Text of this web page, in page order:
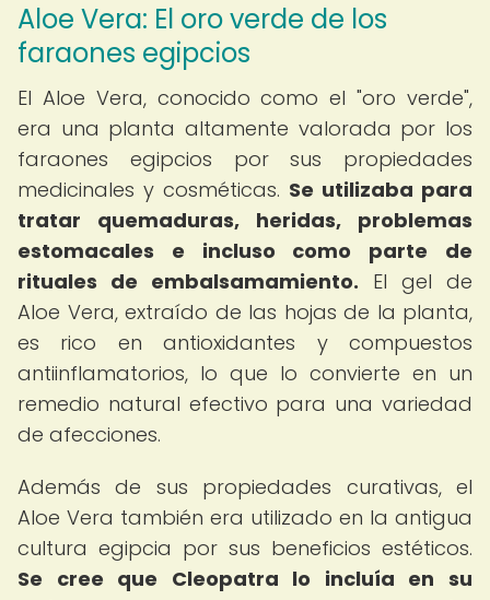
Aloe Vera: El oro verde de los
faraones egipcios
El Aloe Vera, conocido como el "oro verde",
era una planta altamente valorada por los
faraones egipcios por sus propiedades
medicinales y cosméticas. Se utilizaba para
tratar quemaduras, heridas, problemas
estomacales e incluso como parte de
rituales de embalsamamiento. El gel de
Aloe Vera, extraído de las hojas de la planta,
es rico en antioxidantes y compuestos
antiinflamatorios, lo que lo convierte en un
remedio natural efectivo para una variedad
de afecciones.
Además de sus propiedades curativas, el
Aloe Vera también era utilizado en la antigua
cultura egipcia por sus beneficios estéticos.
Se cree que Cleopatra lo incluía en su